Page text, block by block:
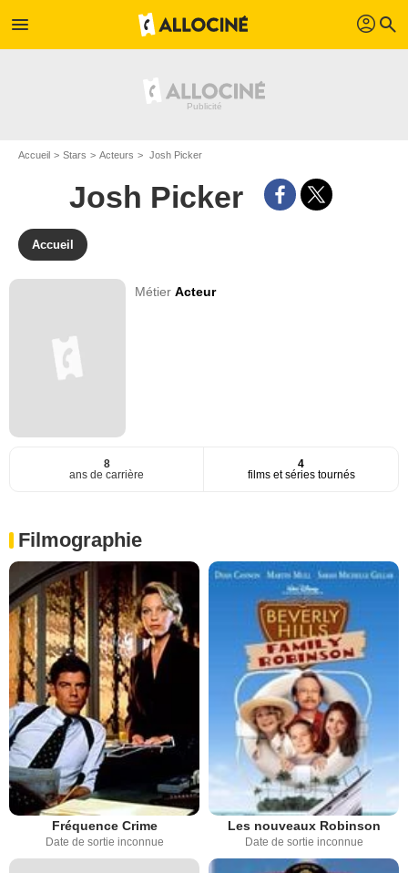
menu profil search
Accueil Stars Acteurs Josh Picker
Josh Picker
Accueil
MétierActeur
8
ans de carrière
4
films et séries tournés
Filmographie
Fréquence Crime
Date de sortie inconnue
Les nouveaux Robinson
Date de sortie inconnue